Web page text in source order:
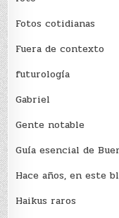
Fotos cotidianas
Fuera de contexto
futurología
Gabriel
Gente notable
Guía esencial de
Hace años, en este
Haikus raros